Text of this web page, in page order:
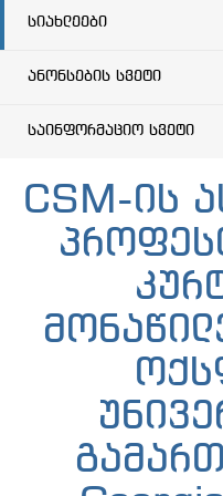
სიახლეები
ანონსების სვეტი
საინფორმაციო სვეტი
CSM-ის